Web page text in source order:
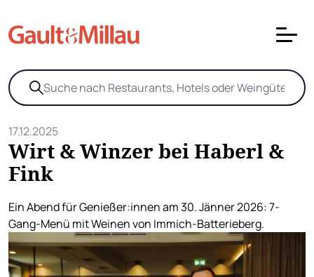
17.12.2025
Wirt & Winzer bei Haberl &
Fink
Ein Abend für Genießer:innen am 30. Jänner 2026: 7-
Gang-Menü mit Weinen von Immich-Batterieberg.